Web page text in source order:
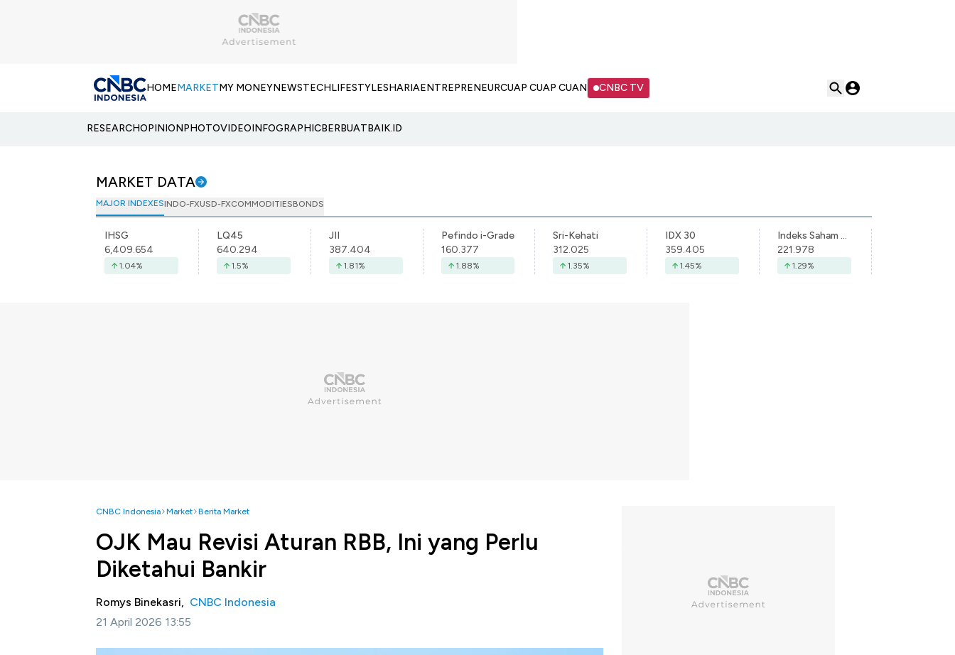
HOMEMARKETMY MONEYNEWSTECHLIFESTYLESHARIAENTREPRENEURCUAP CUAP CUAN CNBC TV
RESEARCHOPINIONPHOTOVIDEOINFOGRAPHICBERBUATBAIK.ID
MARKET DATA
MAJOR INDEXESINDO-FXUSD-FXCOMMODITIESBONDS
IHSG
6,409.654
1.04%
LQ45
640.294
1.5%
JII
387.404
1.81%
Pefindo i-Grade
160.377
1.88%
Sri-Kehati
312.025
1.35%
IDX 30
359.405
1.45%
Indeks Saham Syariah Indonesia
221.978
1.29%
CNBC Indonesia Market Berita Market
OJK Mau Revisi Aturan RBB, Ini yang Perlu
Diketahui Bankir
Romys Binekasri, CNBC Indonesia
21 April 2026 13:55